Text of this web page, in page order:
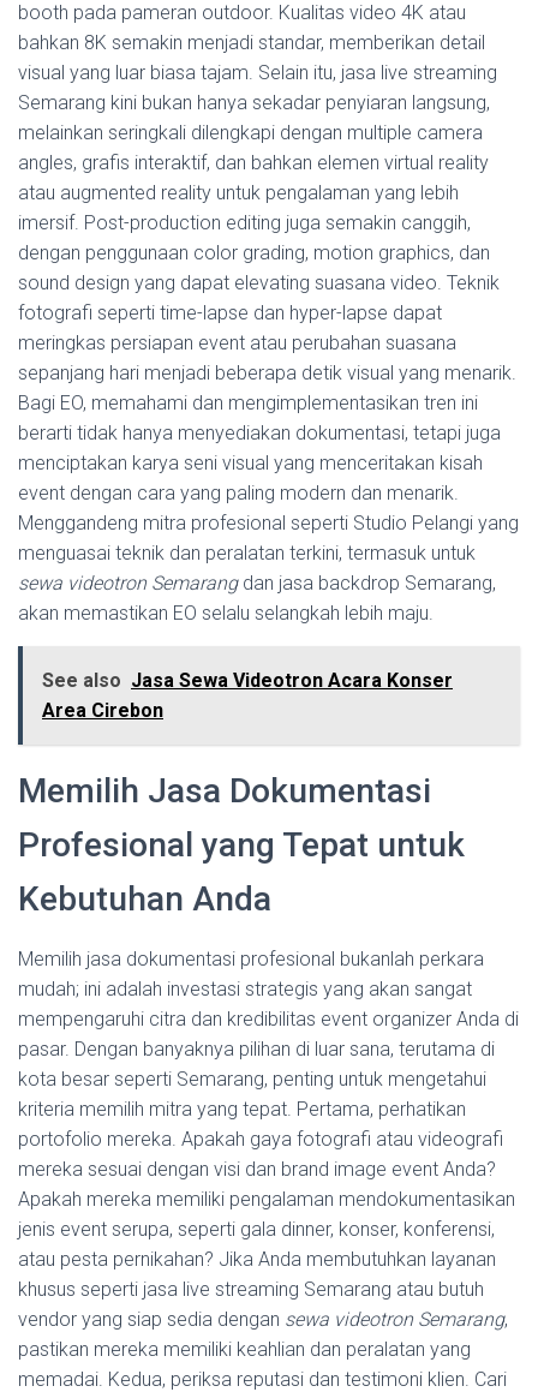
booth pada pameran outdoor. Kualitas video 4K atau
bahkan 8K semakin menjadi standar, memberikan detail
visual yang luar biasa tajam. Selain itu, jasa live streaming
Semarang kini bukan hanya sekadar penyiaran langsung,
melainkan seringkali dilengkapi dengan multiple camera
angles, grafis interaktif, dan bahkan elemen virtual reality
atau augmented reality untuk pengalaman yang lebih
imersif. Post-production editing juga semakin canggih,
dengan penggunaan color grading, motion graphics, dan
sound design yang dapat elevating suasana video. Teknik
fotografi seperti time-lapse dan hyper-lapse dapat
meringkas persiapan event atau perubahan suasana
sepanjang hari menjadi beberapa detik visual yang menarik.
Bagi EO, memahami dan mengimplementasikan tren ini
berarti tidak hanya menyediakan dokumentasi, tetapi juga
menciptakan karya seni visual yang menceritakan kisah
event dengan cara yang paling modern dan menarik.
Menggandeng mitra profesional seperti Studio Pelangi yang
menguasai teknik dan peralatan terkini, termasuk untuk
sewa videotron Semarangdan jasa backdrop Semarang,
akan memastikan EO selalu selangkah lebih maju.
See also Jasa Sewa Videotron Acara Konser
Area Cirebon
Memilih Jasa Dokumentasi
Profesional yang Tepat untuk
Kebutuhan Anda
Memilih jasa dokumentasi profesional bukanlah perkara
mudah; ini adalah investasi strategis yang akan sangat
mempengaruhi citra dan kredibilitas event organizer Anda di
pasar. Dengan banyaknya pilihan di luar sana, terutama di
kota besar seperti Semarang, penting untuk mengetahui
kriteria memilih mitra yang tepat. Pertama, perhatikan
portofolio mereka. Apakah gaya fotografi atau videografi
mereka sesuai dengan visi dan brand image event Anda?
Apakah mereka memiliki pengalaman mendokumentasikan
jenis event serupa, seperti gala dinner, konser, konferensi,
atau pesta pernikahan? Jika Anda membutuhkan layanan
khusus seperti jasa live streaming Semarang atau butuh
vendor yang siap sedia dengan sewa videotron Semarang,
pastikan mereka memiliki keahlian dan peralatan yang
memadai. Kedua, periksa reputasi dan testimoni klien. Cari